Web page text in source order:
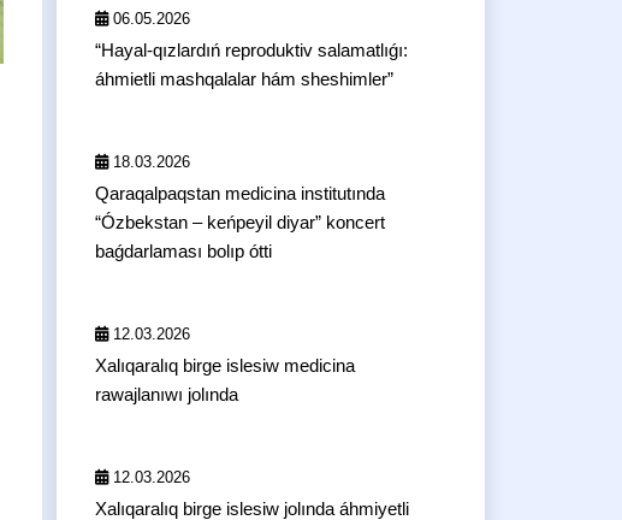
06.05.2026
“Hayal-qızlardıń reproduktiv salamatlıǵı:
áhmietli mashqalalar hám sheshimler”
18.03.2026
Qaraqalpaqstan medicina institutında
“Ózbekstan – keńpeyil diyar” koncert
baǵdarlaması bolıp ótti
12.03.2026
Xalıqaralıq birge islesiw medicina
rawajlanıwı jolında
12.03.2026
Xalıqaralıq birge islesiw jolında áhmiyetli